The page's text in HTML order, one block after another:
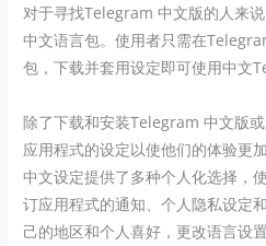
对于寻找Telegram 中文版的人来
中文语言包。使用者只需在
包，下载并套用设定即可使用中文
除了下载和安装Telegram 中文版
应用程式的设定以使他们的体验更
中文设定提供了多种个人化选择，
订应用程式的通知、个人隐私设定
己的地区和个人喜好，更改语言设